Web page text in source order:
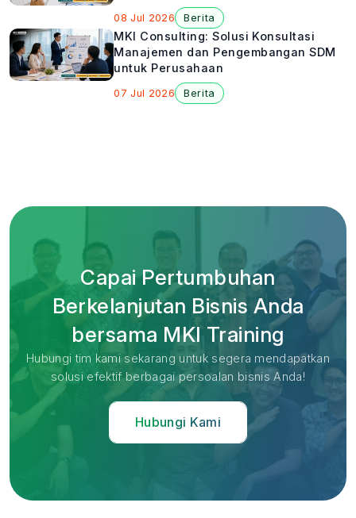
08 Jul 2026 Berita
MKI Consulting: Solusi Konsultasi
Manajemen dan Pengembangan SDM
untuk Perusahaan
07 Jul 2026 Berita
Capai Pertumbuhan
Berkelanjutan Bisnis Anda
bersama MKI Training
Hubungi tim kami sekarang untuk segera mendapatkan
solusi efektif berbagai persoalan bisnis Anda!
Hubungi Kami